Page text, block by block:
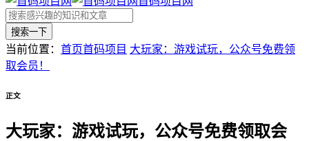
搜索一下
当前位置： 首页首码项目 大玩家：游戏试玩，公众号免费领
取会员！
正文
大玩家：游戏试玩，公众号免费领取会